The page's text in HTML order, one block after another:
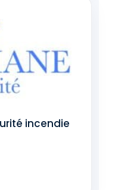
incendie